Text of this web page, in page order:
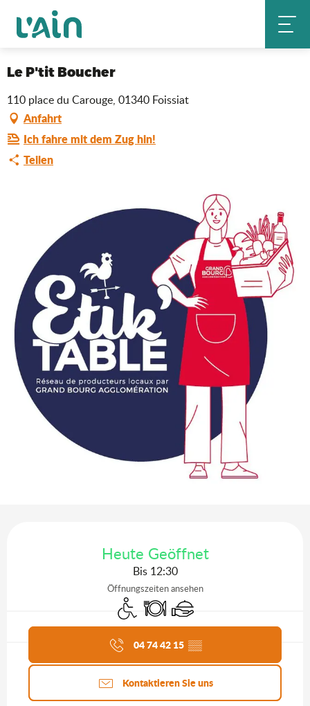
contenu
Startseite
Le P'tit Boucher
110 place du Carouge, 01340 Foissiat
Anfahrt
Ich fahre mit dem Zug hin!
Teilen
Heute Geöffnet
Bis 12:30
Öffnungszeiten ansehen
Zugang für Behinderte
Restaurant
Caterer
Aktuelle Agenda
04 74 42 15 ▒▒
Kontaktieren Sie uns